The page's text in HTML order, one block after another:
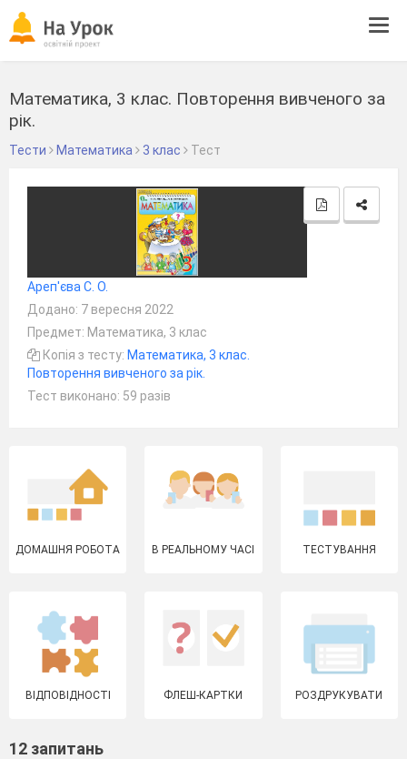
Математика, 3 клас. Повторення вивченого за
рік.
Тести Математика 3 клас Тест
Ареп'єва С. О.
Додано: 7 вересня 2022
Предмет: Математика, 3 клас
Копія з тесту: Математика, 3 клас.
Повторення вивченого за рік.
Тест виконано: 59 разів
ДОМАШНЯ РОБОТА В РЕАЛЬНОМУ ЧАСІ ТЕСТУВАННЯ
ВІДПОВІДНОСТІ ФЛЕШ-КАРТКИ РОЗДРУКУВАТИ
12 запитань